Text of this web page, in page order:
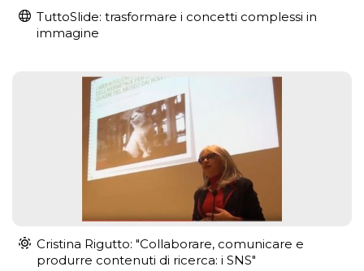
TuttoSlide: trasformare i concetti complessi in
immagine
Cristina Rigutto: "Collaborare, comunicare e
produrre contenuti di ricerca: i SNS"